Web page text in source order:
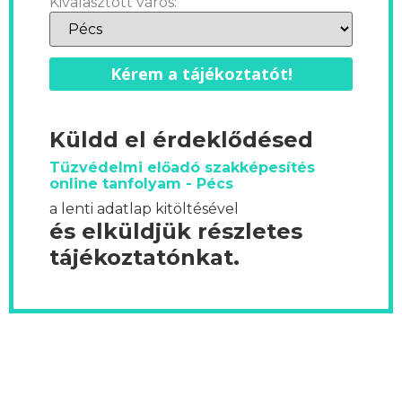
Kérem a tájékoztatót!
Küldd el érdeklődésed
Tűzvédelmi előadó szakképesítés
online tanfolyam - Pécs
a lenti adatlap kitöltésével
és elküldjük részletes
tájékoztatónkat.